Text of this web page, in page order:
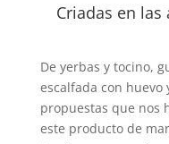
Criadas en
De yerbas y tocino,
escalfada con huevo
propuestas que nos
este producto de